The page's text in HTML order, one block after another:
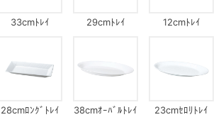
33cmﾄﾚｲ 29cmﾄﾚｲ 12cmﾄﾚｲ
28cmﾛﾝｸﾞﾄﾚｲ 38cmｵｰﾊﾞﾙﾄﾚｲ 23cmｾﾛﾘﾄﾚｲ